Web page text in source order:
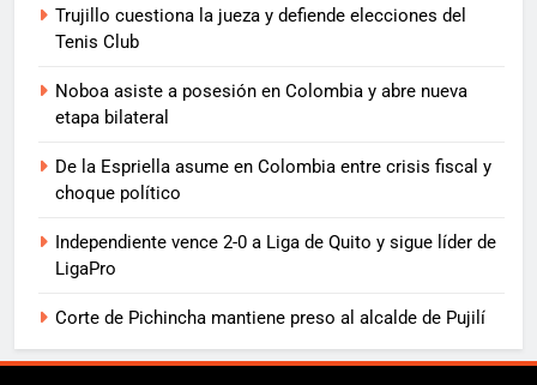
Trujillo cuestiona la jueza y defiende elecciones del
Tenis Club
Noboa asiste a posesión en Colombia y abre nueva
etapa bilateral
De la Espriella asume en Colombia entre crisis fiscal y
choque político
Independiente vence 2-0 a Liga de Quito y sigue líder de
LigaPro
Corte de Pichincha mantiene preso al alcalde de Pujilí